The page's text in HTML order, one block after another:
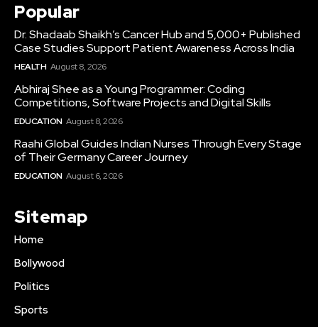
Popular
Dr. Shadaab Shaikh’s Cancer Hub and 5,000+ Published
Case Studies Support Patient Awareness Across India
HEALTH August 8, 2026
Abhiraj Shee as a Young Programmer: Coding
Competitions, Software Projects and Digital Skills
EDUCATION August 8, 2026
Raahi Global Guides Indian Nurses Through Every Stage
of Their Germany Career Journey
EDUCATION August 6, 2026
Sitemap
Home
Bollywood
Politics
Sports